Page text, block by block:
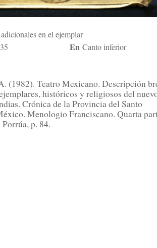
en el ejemplar
En Canto inferior
(1982). Teatro Mexicano. Descripción
históricos y religiosos del
Crónica de la Provincia del Santo
Menologio Franciscano. Quarta
p. 84.